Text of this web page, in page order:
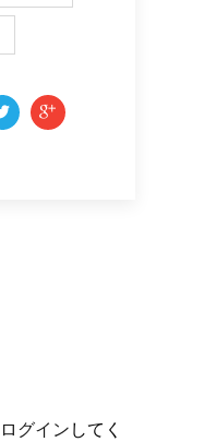
ログイン してく